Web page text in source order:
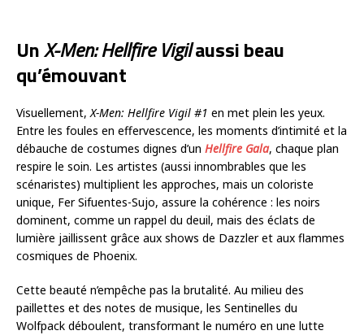
UnX-Men: Hellfire Vigilaussi beau
qu’émouvant
Visuellement,X-Men: Hellfire Vigil #1 en met plein les yeux.
Entre les foules en effervescence, les moments d’intimité et la
débauche de costumes dignes d’un Hellfire Gala, chaque plan
respire le soin. Les artistes (aussi innombrables que les
scénaristes) multiplient les approches, mais un coloriste
unique, Fer Sifuentes-Sujo, assure la cohérence : les noirs
dominent, comme un rappel du deuil, mais des éclats de
lumière jaillissent grâce aux shows de Dazzler et aux flammes
cosmiques de Phoenix.
Cette beauté n’empêche pas la brutalité. Au milieu des
paillettes et des notes de musique, les Sentinelles du
Wolfpack déboulent, transformant le numéro en une lutte